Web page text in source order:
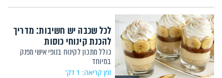
לכל שכבה יש חשיבות: מדריך
להכנת קינוחי כוסות
כולל מתכון לקינוח בנופי אישי מפנק
במיוחד
זמן קריאה: 1 דק'